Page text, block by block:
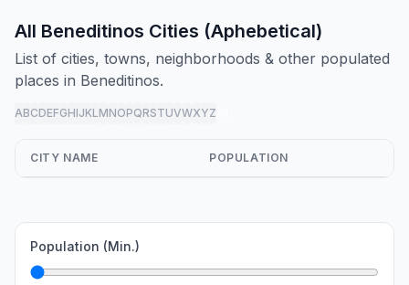
All Beneditinos Cities (Aphebetical)
List of cities, towns, neighborhoods & other populated
places in Beneditinos.
ABCDEFGHIJKLMNOPQRSTUVWXYZ
CITY NAME POPULATION
Population (Min.)